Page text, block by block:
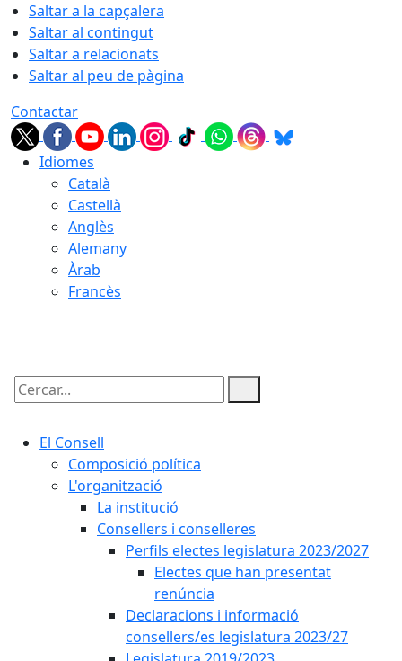
Saltar a la capçalera
Saltar al contingut
Saltar a relacionats
Saltar al peu de pàgina
Contactar
Idiomes
Català
Castellà
Anglès
Alemany
Àrab
Francès
Cercar:
El Consell
Composició política
L'organització
La institució
Consellers i conselleres
Perfils electes legislatura 2023/2027
Electes que han presentat
renúncia
Declaracions i informació
consellers/es legislatura 2023/27